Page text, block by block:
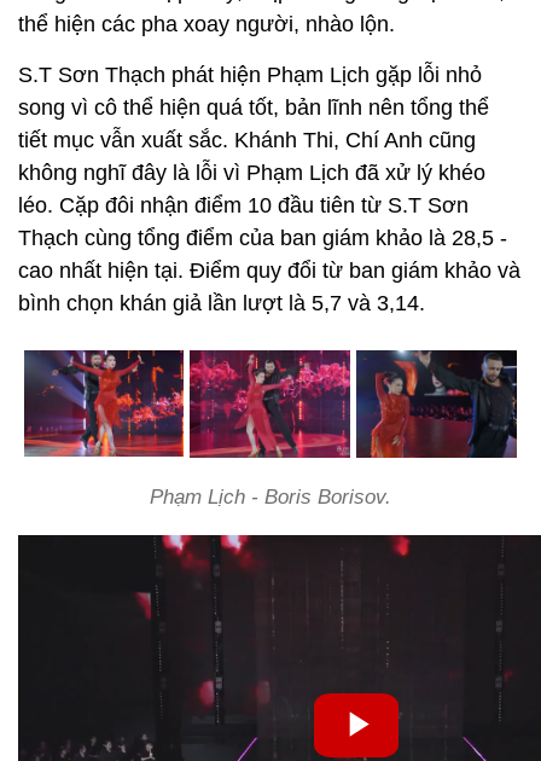
thể hiện các pha xoay người, nhào lộn.
S.T Sơn Thạch phát hiện Phạm Lịch gặp lỗi nhỏ
song vì cô thể hiện quá tốt, bản lĩnh nên tổng thể
tiết mục vẫn xuất sắc. Khánh Thi, Chí Anh cũng
không nghĩ đây là lỗi vì Phạm Lịch đã xử lý khéo
léo. Cặp đôi nhận điểm 10 đầu tiên từ S.T Sơn
Thạch cùng tổng điểm của ban giám khảo là 28,5 -
cao nhất hiện tại. Điểm quy đổi từ ban giám khảo và
bình chọn khán giả lần lượt là 5,7 và 3,14.
Phạm Lịch - Boris Borisov.